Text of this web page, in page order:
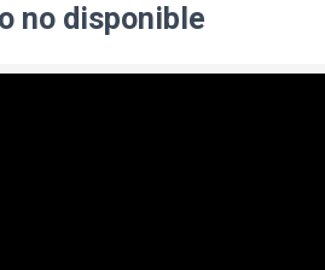
no disponible